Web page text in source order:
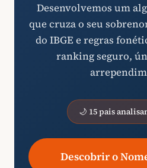
Desenvolvemos um
que cruza o seu
do IBGE e regras
ranking seguro,
🌙 15 pais
Descobrir o